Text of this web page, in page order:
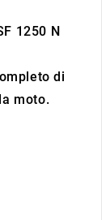
1250 N
di
moto.